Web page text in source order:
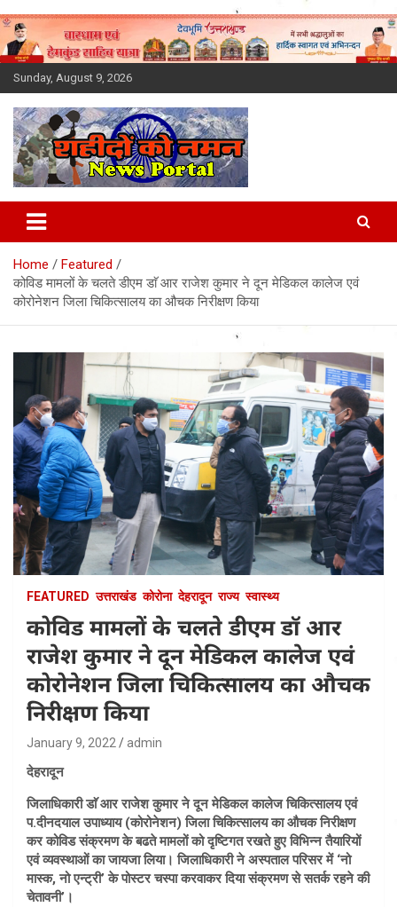
Skip
to
content
Sunday, August 9, 2026
Latest News Today, Breaking
News, Uttarakhand News in
Hindi
Home
Featured
कोविड मामलों के चलते डीएम डाॅ आर राजेश कुमार ने दून मेडिकल कालेज एवं
कोरोनेशन जिला चिकित्सालय का औचक निरीक्षण किया
FEATURED उत्तराखंड कोरोना देहरादून राज्य स्वास्थ्य
कोविड मामलों के चलते डीएम डाॅ आर
राजेश कुमार ने दून मेडिकल कालेज एवं
कोरोनेशन जिला चिकित्सालय का औचक
निरीक्षण किया
January 9, 2022 admin
देहरादून
जिलाधिकारी डाॅ आर राजेश कुमार ने दून मेडिकल कालेज चिकित्सालय एवं
प.दीनदयाल उपाध्याय (कोरोनेशन) जिला चिकित्सालय का औचक निरीक्षण
कर कोविड संक्रमण के बढते मामलों को दृष्टिगत रखते हुए विभिन्न तैयारियों
एवं व्यवस्थाओं का जायजा लिया। जिलाधिकारी ने अस्पताल परिसर में ‘नो
मास्क, नो एन्ट्री’ के पोस्टर चस्पा करवाकर दिया संक्रमण से सतर्क रहने की
चेतावनी’।